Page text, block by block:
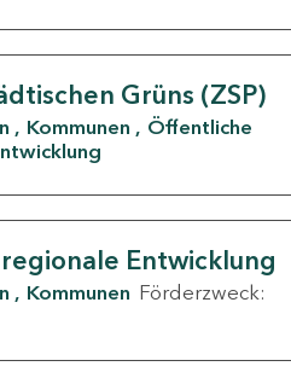
Grüns (ZSP)
Kommunen
Öffentliche
Entwicklung
Kommunen Förderzweck: